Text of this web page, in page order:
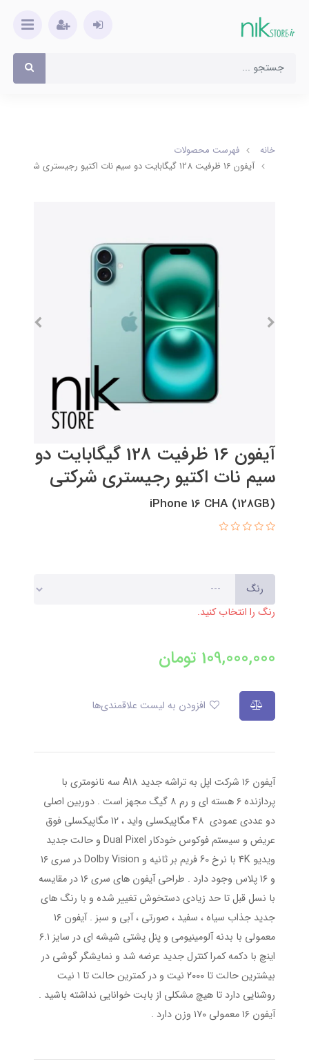
خانه
فهرست محصولات
آیفون 16 ظرفیت 128 گیگابایت دو سیم نات اکتیو رجیستری شرکتی
آیفون 16 ظرفیت 128 گیگابایت دو
سیم نات اکتیو رجیستری شرکتی
(128GB) iPhone 16 CHA
رنگ
رنگ را انتخاب کنید.
109,000,000 تومان
آیفون ۱۶ شرکت اپل به تراشه جدید A18 سه نانومتری با
پردازنده ۶ هسته ای و رم ۸ گیگ مجهز است . دوربین اصلی
دو عددی عمودی ۴۸ مگاپیکسلی واید ، ۱۲ مگاپیکسلی فوق
عریض و سیستم فوکوس خودکار Dual Pixel و حالت جدید
ویدیو ۴K با نرخ 60 فریم بر ثانیه و Dolby Vision در سری ۱۶
و ۱۶ پلاس وجود دارد . طراحی آیفون های سری ۱۶ در مقایسه
با نسل قبل تا حد زیادی دستخوش تغییر شده و با رنگ های
جدید جذاب سیاه ، سفید ، صورتی ، آبی و سبز . آیفون ۱۶
معمولی با بدنه آلومینیومی و پنل پشتی شیشه ای در سایز ۶.۱
اینچ با دکمه کمرا کنترل جدید عرضه شد و نمایشگر گوشی در
بیشترین حالت تا ۲۰۰۰ نیت و در کمترین حالت تا ۱ نیت
روشنایی دارد تا هیچ مشکلی از بابت خوانایی نداشته باشید .
آیفون ۱۶ معمولی ۱۷۰ وزن دارد .